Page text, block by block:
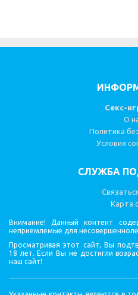
Секс-
О
Политика
Условия
СЛУЖБА
Карта
Внимание! Данный контент
неприемлемые для
Просматривая этот сайт, Вы
18 лет. Если Вы не достигли
наш сайт!